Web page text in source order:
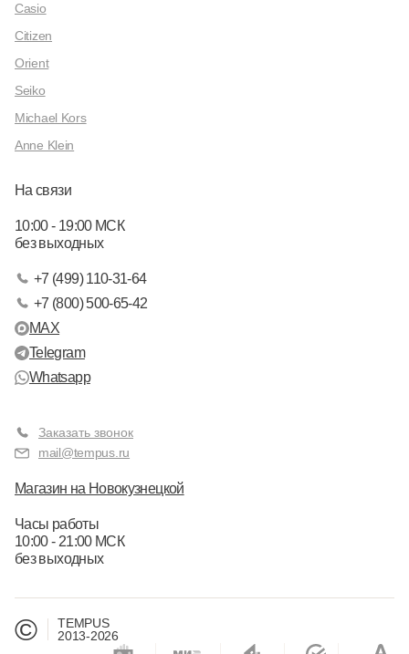
Casio
Citizen
Orient
Seiko
Michael Kors
Anne Klein
На связи
10:00 - 19:00 МСК
без выходных
+7 (499) 110-31-64
+7 (800) 500-65-42
MAX
Telegram
Whatsapp
Заказать звонок
mail@tempus.ru
Магазин на Новокузнецкой
Часы работы
10:00 - 21:00 МСК
без выходных
©
TEMPUS
2013-2026